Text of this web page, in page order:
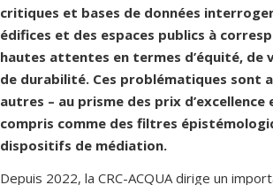
critiques et bases de données
édifices et des espaces publics à
hautes attentes en termes d’équité, de
de durabilité. Ces problématiques sont
autres – au prisme des prix d’excellence
compris comme des filtres
dispositifs de médiation.
Depuis 2022, la CRC-ACQUA dirige un